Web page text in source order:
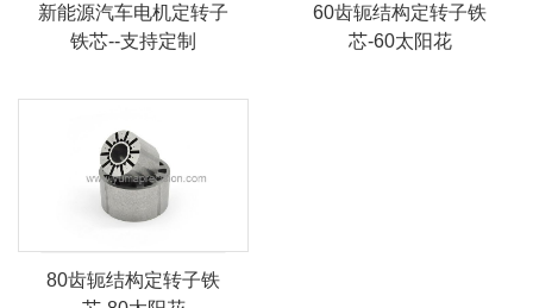
新能源汽车电机定转子
铁芯--支持定制
60齿轭结构定转子铁
芯-60太阳花
80齿轭结构定转子铁